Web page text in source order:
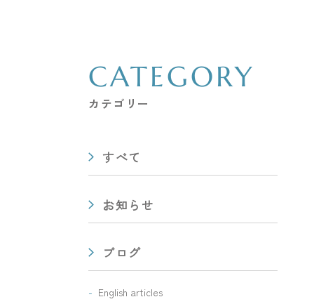
CATEGORY
カテゴリー
すべて
お知らせ
ブログ
English articles